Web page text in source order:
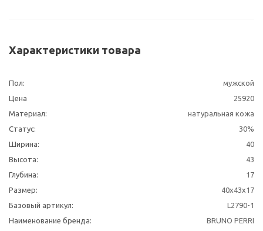
Характеристики товара
Пол:
мужской
Цена
25920
Материал:
натуральная кожа
Статус:
30%
Ширина:
40
Высота:
43
Глубина:
17
Размер:
40х43х17
Базовый артикул:
L2790-1
Наименование бренда:
BRUNO PERRI